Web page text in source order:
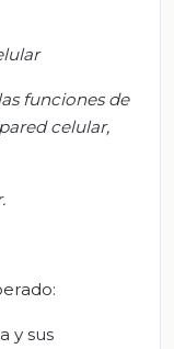
funciones de
celular,
y sus